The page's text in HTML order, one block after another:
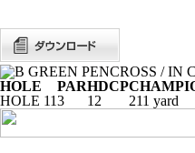
HOLE PARHDCP
HOLE 113 12 211 yard